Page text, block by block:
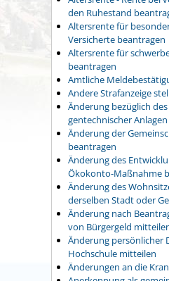
den Ruhestand
Altersrente für
Versicherte beantragen
Altersrente für
beantragen
Amtliche
Andere Strafanzeige
Änderung bezüglich
gentechnischer
Änderung der
beantragen
Änderung des
Ökokonto-Maßnahme
Änderung des
derselben Stadt oder
Änderung nach
von Bürgergeld
Änderung persönlicher
Hochschule mitteilen
Änderungen an die